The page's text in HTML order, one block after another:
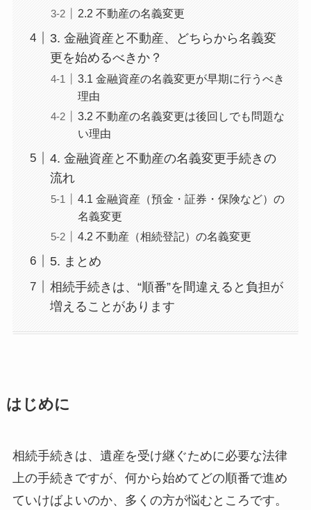
2.2 不動産の名義変更
3. 金融資産と不動産、どちらから名義変
更を始めるべきか？
3.1 金融資産の名義変更が早期に行うべき
理由
3.2 不動産の名義変更は後回しでも問題な
い理由
4. 金融資産と不動産の名義変更手続きの
流れ
4.1 金融資産（預金・証券・保険など）の
名義変更
4.2 不動産（相続登記）の名義変更
5. まとめ
相続手続きは、“順番”を間違えると負担が
増えることがあります
はじめに
相続手続きは、遺産を受け継ぐために必要な法律
上の手続きですが、何から始めてどの順番で進め
ていけばよいのか、多くの方が悩むところです。